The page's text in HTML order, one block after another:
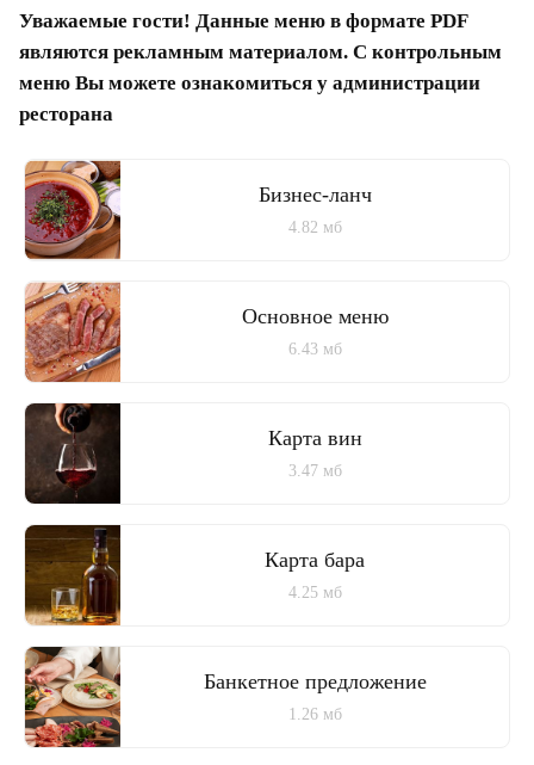
Уважаемые гости! Данные меню в формате PDF
являются рекламным материалом. С контрольным
меню Вы можете ознакомиться у администрации
ресторана
Бизнес-ланч
4.82 мб
Основное меню
6.43 мб
Карта вин
3.47 мб
Карта бара
4.25 мб
Банкетное предложение
1.26 мб